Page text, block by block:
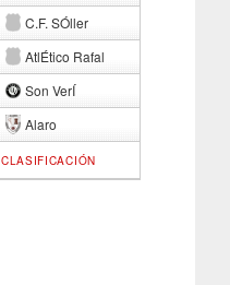
C.F. SÓller
AtlÉtico Rafal
Son VerÍ
Alaro
CLASIFICACIÓN